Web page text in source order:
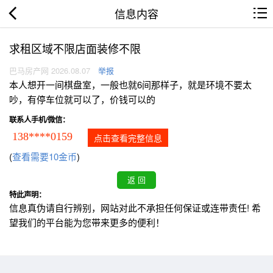
信息内容
求租区域不限店面装修不限
巴马房产网 2026.08.07 举报
本人想开一间棋盘室，一般也就6间那样子，就是环境不要太
吵，有停车位就可以了，价钱可以的
联系人手机/微信：
138****0159 点击查看完整信息
(查看需要10金币)
特此声明：
信息真伪请自行辨别，网站对此不承担任何保证或连带责任! 希
望我们的平台能为您带来更多的便利！